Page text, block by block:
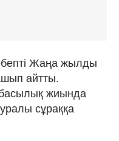
Жаңа жылды
айтты.
жиында
сұраққа